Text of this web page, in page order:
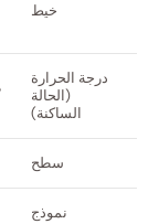
خيط
درجة الحرارة
(الحالة
الساكنة)
سطح
نموذج